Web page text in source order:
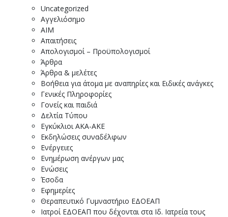
Uncategorized
Αγγελιόσημο
ΑΙΜ
Απαιτήσεις
Απολογισμοί – Προϋπολογισμοί
Άρθρα
Άρθρα & μελέτες
Βοήθεια για άτομα με αναπηρίες και Ειδικές ανάγκες
Γενικές Πληροφορίες
Γονείς και παιδιά
Δελτία Τύπου
Εγκύκλιοι ΑΚΑ-ΑΚΕ
Εκδηλώσεις συναδέλφων
Ενέργειες
Ενημέρωση ανέργων μας
Ενώσεις
Έσοδα
Εφημερίες
Θεραπευτικό Γυμναστήριο ΕΔΟΕΑΠ
Ιατροί ΕΔΟΕΑΠ που δέχονται στα Ιδ. Ιατρεία τους